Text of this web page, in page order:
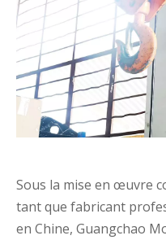
Sous la mise en œuvre
tant que fabricant
en Chine, Guangchao